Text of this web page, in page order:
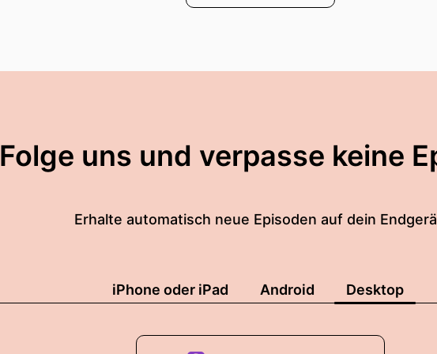
Folge uns und verpasse keine
Erhalte automatisch neue Episoden auf dein
iPhone oder iPad Android Desktop